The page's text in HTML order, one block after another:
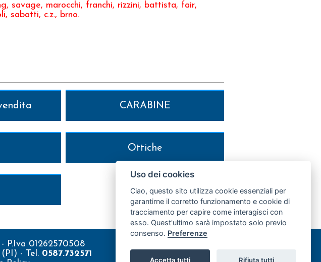
DI € 150,00 DI SCONTO SU TUTTI I MODELLI
savage, marocchi, franchi, rizzini, battista, fair,
sabatti, c.z., brno.
CARABINE
Ottiche
P.Iva 01262570508
- Tel. 0587.732571
Uso dei cookies
Ciao, questo sito utilizza cookie essenziali per
garantirne il corretto funzionamento e cookie di
tracciamento per capire come interagisci con
esso. Quest'ultimo sarà impostato solo previo
consenso. Preferenze
Accetta tutti Rifiuta tutti